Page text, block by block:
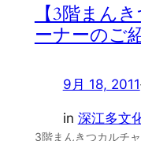
【3階まん
ーナーのご
9月 18, 2011
in 深江多文
3階まんきつカルチ